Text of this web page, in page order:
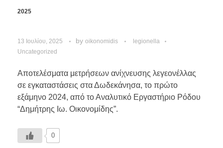
2025
13 Ιουλίου, 2025 by oikonomidis
legionella
Uncategorized
Αποτελέσματα μετρήσεων ανίχνευσης λεγεονέλλας
σε εγκαταστάσεις στα Δωδεκάνησα, το πρώτο
εξάμηνο 2024, από το Αναλυτικό Εργαστήριο Ρόδου
“Δημήτρης Ιω. Οικονομίδης”.
0